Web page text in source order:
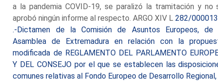
a la pandemia COVID-19, se paralizó la tramitación y no
aprobó ningún informe al respecto. ARGO XIV L282/000013
.-Dictamen de la Comisión de Asuntos Europeos, de
Asamblea de Extremadura en relación con la
modificada de REGLAMENTO DEL PARLAMENTO
Y DEL CONSEJO por el que se establecen las
comunes relativas al Fondo Europeo de Desarrollo